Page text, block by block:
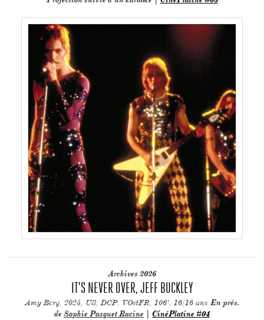
Archives 2026
IT'S NEVER OVER, JEFF BUCKLEY
Amy Berg, 2025, US, DCP, VOstFR, 106', 16/16 ans En prés.
de Sophie Pasquet Racine CinéPlatine #04